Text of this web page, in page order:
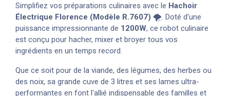
Simplifiez vos préparations culinaires avec le Hachoir
Électrique Florence (Modèle R.7607) 🌪️. Doté d'une
puissance impressionnante de 1200W, ce robot culinaire
est conçu pour hacher, mixer et broyer tous vos
ingrédients en un temps record.
Que ce soit pour de la viande, des légumes, des herbes ou
des noix, sa grande cuve de 3 litres et ses lames ultra-
performantes en font l'allié indispensable des familles et